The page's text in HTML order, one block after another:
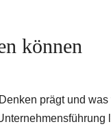
können
prägt und